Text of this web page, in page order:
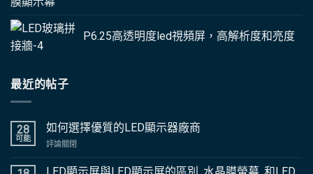
P6.25高透明度led視頻屏，高解析度和亮度
最近的帖子
28
可能
如何選擇優質的LED顯示器廠商
評論關閉
何